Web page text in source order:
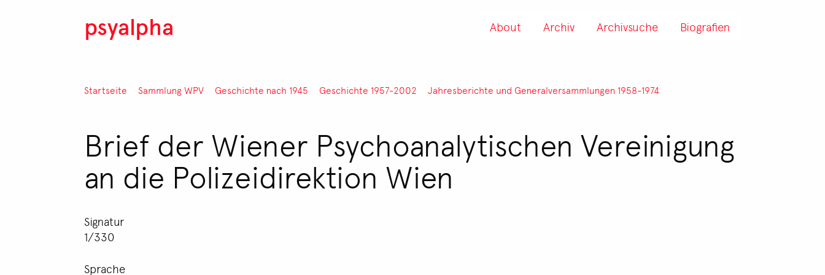
psyalpha About Archiv Archivsuche Biografien
Pfadnavigation
Startseite Sammlung WPV Geschichte nach 1945 Geschichte 1957-2002 Jahresberichte und Generalversammlungen 1958-1974
Brief der Wiener Psychoanalytischen Vereinigung
an die Polizeidirektion Wien
Signatur
1/330
Sprache